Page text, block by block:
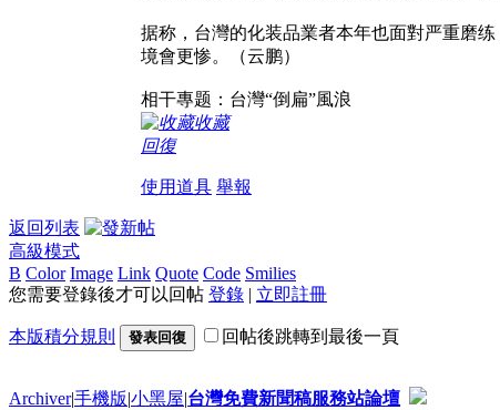
据称，台灣的化装品業者本年也面對严重磨
境會更惨。（云鹏）
相干專题：台灣“倒扁”風浪
收藏
回復
使用道具 舉報
返回列表
高級模式
B Color Image Link Quote Code Smilies
您需要登錄後才可以回帖 登錄 | 立即註冊
本版積分規則 發表回復 回帖後跳轉到最後一頁
Archiver|手機版|小黑屋|台灣免費新聞稿服務站論壇